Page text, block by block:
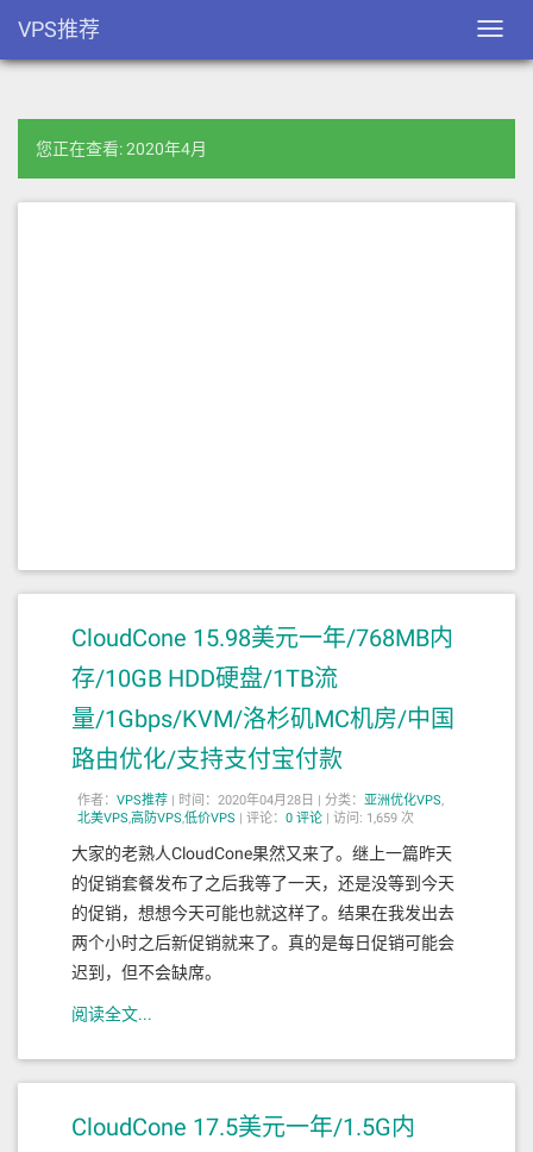
VPS推荐
您正在查看: 2020年4月
CloudCone 15.98美元一年/768MB内
存/10GB HDD硬盘/1TB流
量/1Gbps/KVM/洛杉矶MC机房/中国
路由优化/支持支付宝付款
作者： VPS推荐 | 时间：2020年04月28日 | 分类： 亚洲优化VPS,
北美VPS,高防VPS,低价VPS | 评论： 0 评论 | 访问: 1,659 次
大家的老熟人CloudCone果然又来了。继上一篇昨天
的促销套餐发布了之后我等了一天，还是没等到今天
的促销，想想今天可能也就这样了。结果在我发出去
两个小时之后新促销就来了。真的是每日促销可能会
迟到，但不会缺席。
阅读全文...
CloudCone 17.5美元一年/1.5G内